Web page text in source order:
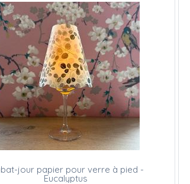
jour papier pour verre à pied -
Eucalyptus